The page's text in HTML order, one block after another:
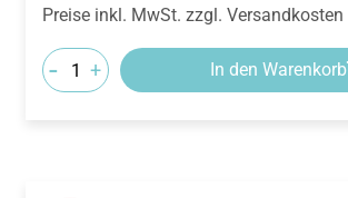
Preise inkl. MwSt. zzgl. Versandkosten
- + In den Warenkorb